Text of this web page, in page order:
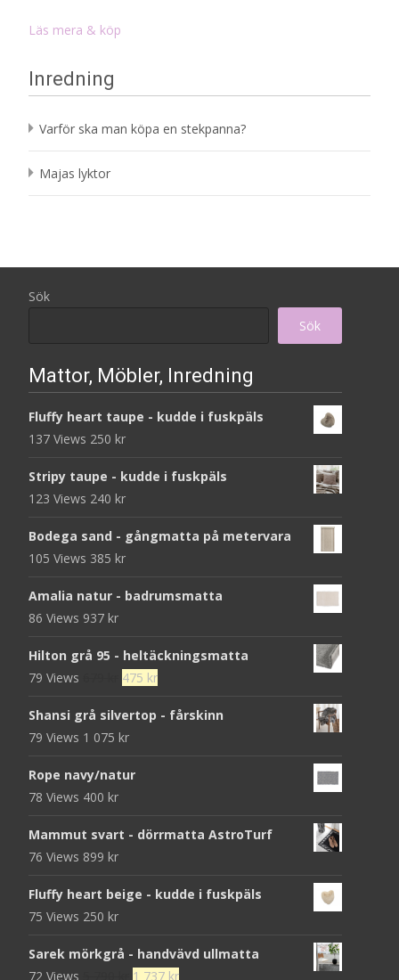
Läs mera & köp
Inredning
Varför ska man köpa en stekpanna?
Majas lyktor
Sök
Sök
Mattor, Möbler, Inredning
Fluffy heart taupe - kudde i fuskpäls
137 Views 250 kr
Stripy taupe - kudde i fuskpäls
123 Views 240 kr
Bodega sand - gångmatta på metervara
105 Views 385 kr
Amalia natur - badrumsmatta
86 Views 937 kr
Hilton grå 95 - heltäckningsmatta
79 Views
Det
priset
var:
475 krDet
priset
Shansi grå silvertop - fårskinn
79 Views 1 075 kr
Rope navy/natur
78 Views 400 kr
Mammut svart - dörrmatta AstroTurf
76 Views 899 kr
Fluffy heart beige - kudde i fuskpäls
75 Views 250 kr
Sarek mörkgrå - handvävd ullmatta
72 Views
Det
1 737 krDet